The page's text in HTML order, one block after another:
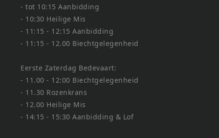
- tot 10:15 Aanbidding
- 10:30 Heilige Mis
- 11:15 - 12:15 Aanbidding
- 11:15 - 12.00 Biechtgelegenheid
Eerste Zaterdag Bedevaart:
- 11.00 - 12:00 Biechtgelegenheid
- 11.30 Rozenkrans
- 12.00 Heilige Mis
- 14:15 - 15:30 Aanbidding & Lof